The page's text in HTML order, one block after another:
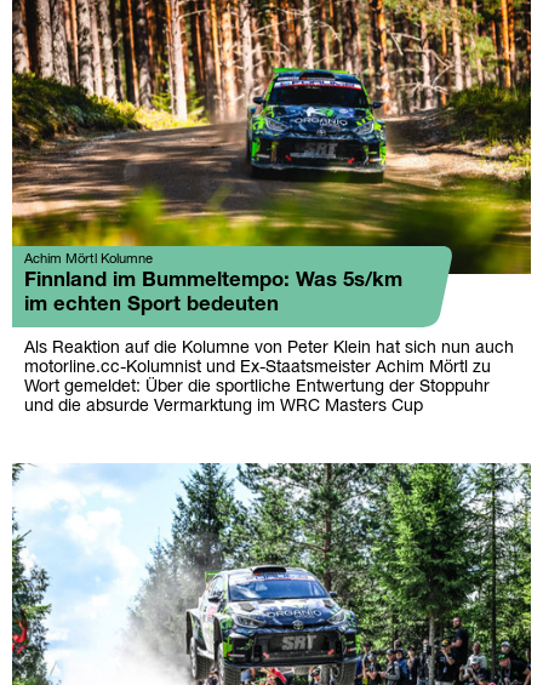
Achim Mörtl Kolumne
Finnland im Bummeltempo: Was 5s/km
im echten Sport bedeuten
Als Reaktion auf die Kolumne von Peter Klein hat sich nun auch
motorline.cc-Kolumnist und Ex-Staatsmeister Achim Mörtl zu
Wort gemeldet: Über die sportliche Entwertung der Stoppuhr
und die absurde Vermarktung im WRC Masters Cup